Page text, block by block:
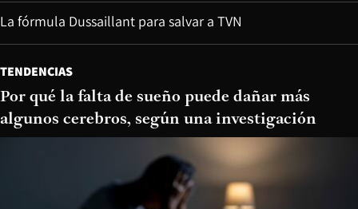
La fórmula Dussaillant para salvar a TVN
TENDENCIAS
Por qué la falta de sueño puede dañar más
algunos cerebros, según una investigación